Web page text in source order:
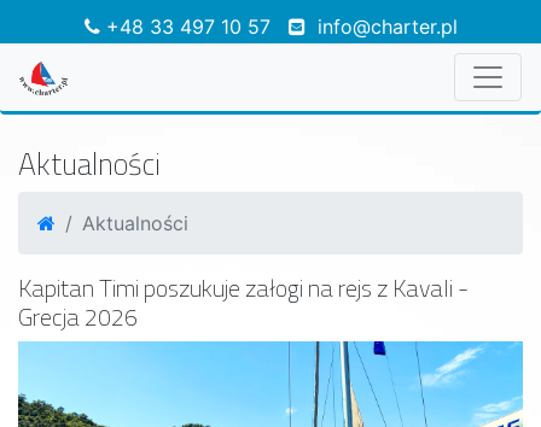
+48 33 497 10 57 info@charter.pl
Aktualności
Aktualności
Kapitan Timi poszukuje załogi na rejs z Kavali -
Grecja 2026